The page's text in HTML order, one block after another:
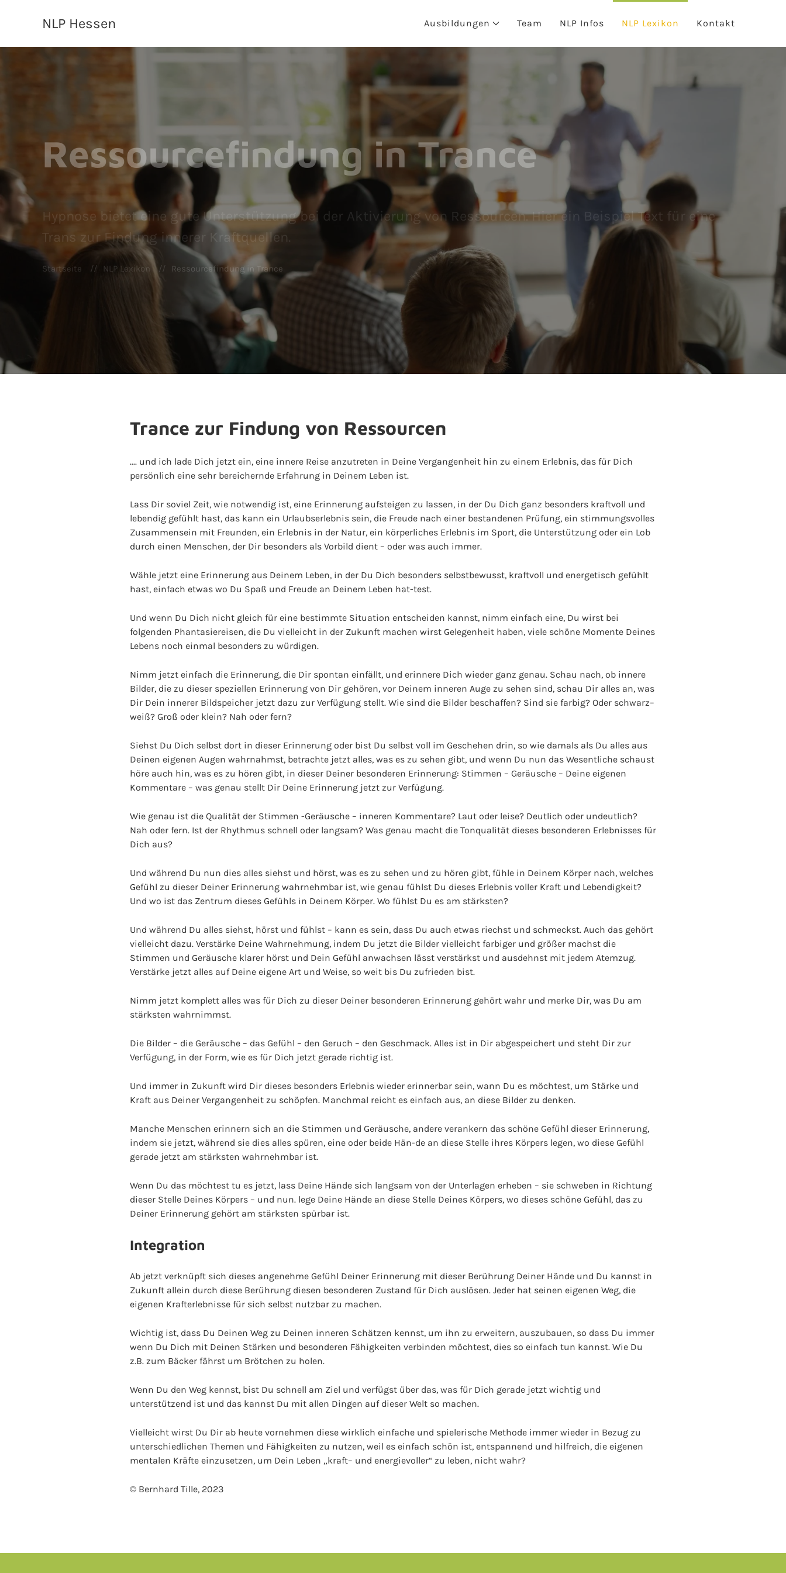
NLP Hessen Ausbildungen Team NLP Infos NLP Lexikon Kontakt
Ressourcefindung in Trance
Hypnose bietet eine gute Unterstützung bei der Aktivierung von Ressourcen. Hier ein Beispiel Text für eine
Trans zur Findung innerer Kraftquellen.
Startseite NLP Lexikon Ressourcefindung in Trance
Trance zur Findung von Ressourcen
.... und ich lade Dich jetzt ein, eine innere Reise anzutreten in Deine Vergangenheit hin zu einem Erlebnis, das für Dich
persönlich eine sehr bereichernde Erfahrung in Deinem Leben ist.
Lass Dir soviel Zeit, wie notwendig ist, eine Erinnerung aufsteigen zu lassen, in der Du Dich ganz besonders kraftvoll und
lebendig gefühlt hast, das kann ein Urlaubserlebnis sein, die Freude nach einer bestandenen Prüfung, ein stimmungsvolles
Zusammensein mit Freunden, ein Erlebnis in der Natur, ein körperliches Erlebnis im Sport, die Unterstützung oder ein Lob
durch einen Menschen, der Dir besonders als Vorbild dient – oder was auch immer.
Wähle jetzt eine Erinnerung aus Deinem Leben, in der Du Dich besonders selbstbewusst, kraftvoll und energetisch gefühlt
hast, einfach etwas wo Du Spaß und Freude an Deinem Leben hat-test.
Und wenn Du Dich nicht gleich für eine bestimmte Situation entscheiden kannst, nimm einfach eine, Du wirst bei
folgenden Phantasiereisen, die Du vielleicht in der Zukunft machen wirst Gelegenheit haben, viele schöne Momente Deines
Lebens noch einmal besonders zu würdigen.
Nimm jetzt einfach die Erinnerung, die Dir spontan einfällt, und erinnere Dich wieder ganz genau. Schau nach, ob innere
Bilder, die zu dieser speziellen Erinnerung von Dir gehören, vor Deinem inneren Auge zu sehen sind, schau Dir alles an, was
Dir Dein innerer Bildspeicher jetzt dazu zur Verfügung stellt. Wie sind die Bilder beschaffen? Sind sie farbig? Oder schwarz–
weiß? Groß oder klein? Nah oder fern?
Siehst Du Dich selbst dort in dieser Erinnerung oder bist Du selbst voll im Geschehen drin, so wie damals als Du alles aus
Deinen eigenen Augen wahrnahmst, betrachte jetzt alles, was es zu sehen gibt, und wenn Du nun das Wesentliche schaust
höre auch hin, was es zu hören gibt, in dieser Deiner besonderen Erinnerung: Stimmen – Geräusche – Deine eigenen
Kommentare – was genau stellt Dir Deine Erinnerung jetzt zur Verfügung.
Wie genau ist die Qualität der Stimmen -Geräusche – inneren Kommentare? Laut oder leise? Deutlich oder undeutlich?
Nah oder fern. Ist der Rhythmus schnell oder langsam? Was genau macht die Tonqualität dieses besonderen Erlebnisses für
Dich aus?
Und während Du nun dies alles siehst und hörst, was es zu sehen und zu hören gibt, fühle in Deinem Körper nach, welches
Gefühl zu dieser Deiner Erinnerung wahrnehmbar ist, wie genau fühlst Du dieses Erlebnis voller Kraft und Lebendigkeit?
Und wo ist das Zentrum dieses Gefühls in Deinem Körper. Wo fühlst Du es am stärksten?
Und während Du alles siehst, hörst und fühlst – kann es sein, dass Du auch etwas riechst und schmeckst. Auch das gehört
vielleicht dazu. Verstärke Deine Wahrnehmung, indem Du jetzt die Bilder vielleicht farbiger und größer machst die
Stimmen und Geräusche klarer hörst und Dein Gefühl anwachsen lässt verstärkst und ausdehnst mit jedem Atemzug.
Verstärke jetzt alles auf Deine eigene Art und Weise, so weit bis Du zufrieden bist.
Nimm jetzt komplett alles was für Dich zu dieser Deiner besonderen Erinnerung gehört wahr und merke Dir, was Du am
stärksten wahrnimmst.
Die Bilder – die Geräusche – das Gefühl – den Geruch – den Geschmack. Alles ist in Dir abgespeichert und steht Dir zur
Verfügung, in der Form, wie es für Dich jetzt gerade richtig ist.
Und immer in Zukunft wird Dir dieses besonders Erlebnis wieder erinnerbar sein, wann Du es möchtest, um Stärke und
Kraft aus Deiner Vergangenheit zu schöpfen. Manchmal reicht es einfach aus, an diese Bilder zu denken.
Manche Menschen erinnern sich an die Stimmen und Geräusche, andere verankern das schöne Gefühl dieser Erinnerung,
indem sie jetzt, während sie dies alles spüren, eine oder beide Hän-de an diese Stelle ihres Körpers legen, wo diese Gefühl
gerade jetzt am stärksten wahrnehmbar ist.
Wenn Du das möchtest tu es jetzt, lass Deine Hände sich langsam von der Unterlagen erheben – sie schweben in Richtung
dieser Stelle Deines Körpers – und nun. lege Deine Hände an diese Stelle Deines Körpers, wo dieses schöne Gefühl, das zu
Deiner Erinnerung gehört am stärksten spürbar ist.
Integration
Ab jetzt verknüpft sich dieses angenehme Gefühl Deiner Erinnerung mit dieser Berührung Deiner Hände und Du kannst in
Zukunft allein durch diese Berührung diesen besonderen Zustand für Dich auslösen. Jeder hat seinen eigenen Weg, die
eigenen Krafterlebnisse für sich selbst nutzbar zu machen.
Wichtig ist, dass Du Deinen Weg zu Deinen inneren Schätzen kennst, um ihn zu erweitern, auszubauen, so dass Du immer
wenn Du Dich mit Deinen Stärken und besonderen Fähigkeiten verbinden möchtest, dies so einfach tun kannst. Wie Du
z.B. zum Bäcker fährst um Brötchen zu holen.
Wenn Du den Weg kennst, bist Du schnell am Ziel und verfügst über das, was für Dich gerade jetzt wichtig und
unterstützend ist und das kannst Du mit allen Dingen auf dieser Welt so machen.
Vielleicht wirst Du Dir ab heute vornehmen diese wirklich einfache und spielerische Methode immer wieder in Bezug zu
unterschiedlichen Themen und Fähigkeiten zu nutzen, weil es einfach schön ist, entspannend und hilfreich, die eigenen
mentalen Kräfte einzusetzen, um Dein Leben „kraft– und energievoller“ zu leben, nicht wahr?
© Bernhard Tille, 2023